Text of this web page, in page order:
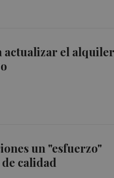
el
un "esfuerzo"
calidad